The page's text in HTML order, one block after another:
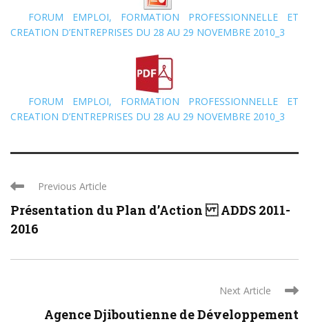
FORUM EMPLOI, FORMATION PROFESSIONNELLE ET
CREATION D’ENTREPRISES DU 28 AU 29 NOVEMBRE 2010_3
FORUM EMPLOI, FORMATION PROFESSIONNELLE ET
CREATION D’ENTREPRISES DU 28 AU 29 NOVEMBRE 2010_3
Previous Article
Présentation du Plan d’Action ADDS 2011-
2016
Next Article
Agence Djiboutienne de Développement